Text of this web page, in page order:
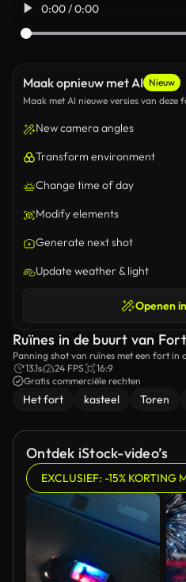
0:00 / 0:00
Maak opnieuw met AI Nieuw
Maak met AI nieuwe versies van deze
New camera angles
Transform environment
Change time of day
Modify elements
Generate next shot
Update weather & light
Openen
Ruïnes in de buurt van Fort
Panning shot van ruïnes met een fort in
13.1s
24 FPS
16:9
Gratis commerciële rechten
Het fort kasteel Toren
Ontdek iStock-video’s
EXCLUSIEF: -15% KORTING